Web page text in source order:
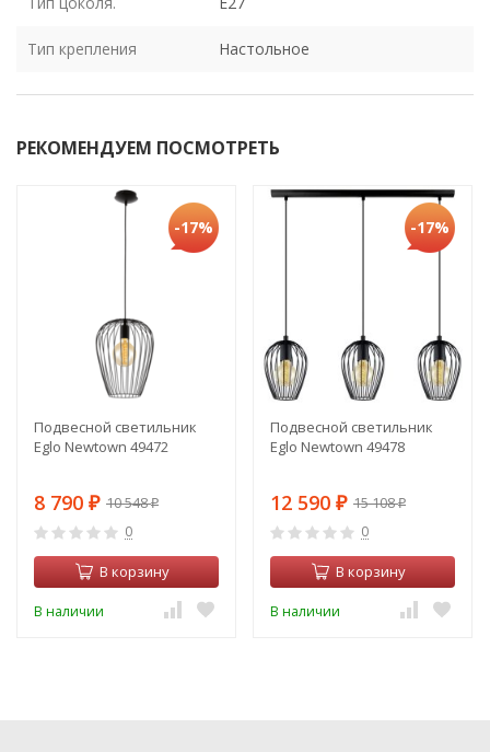
Тип крепления Настольное
РЕКОМЕНДУЕМ ПОСМОТРЕТЬ
-17%
Подвесной светильник
Eglo Newtown 49472
8 790 ₽ 10 548₽
0
В корзину
В наличии
-17%
Подвесной светильник
Eglo Newtown 49478
12 590 ₽ 15 108₽
0
В корзину
В наличии